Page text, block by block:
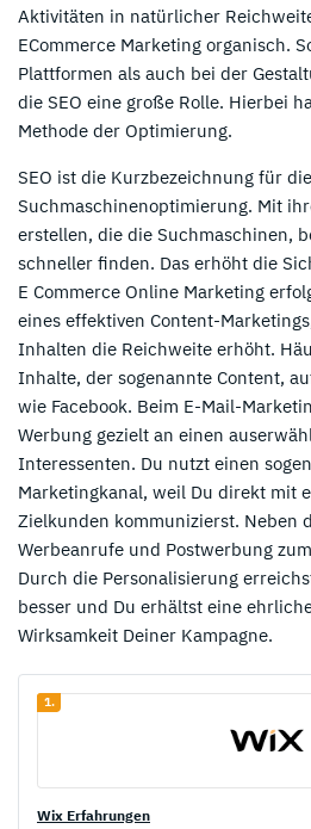
Aktivitäten in natürlicher
ECommerce Marketing organisch.
Plattformen als auch bei der
die SEO eine große Rolle. Hierbei
Methode der Optimierung.
SEO ist die Kurzbezeichnung für die
Suchmaschinenoptimierung. Mit
erstellen, die die Suchmaschinen,
schneller finden. Das erhöht die
E Commerce Online Marketing
eines effektiven Content-
Inhalten die Reichweite erhöht.
Inhalte, der sogenannte Content,
wie Facebook. Beim E-Mail-
Werbung gezielt an einen
Interessenten. Du nutzt einen
Marketingkanal, weil Du direkt mit
Zielkunden kommunizierst. Neben
Werbeanrufe und Postwerbung
Durch die Personalisierung
besser und Du erhältst eine
Wirksamkeit Deiner Kampagne.
1.
Wix Erfahrungen